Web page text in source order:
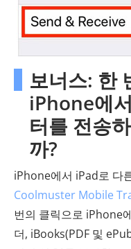
보너스: 한
iPhone에
터를 전송
까?
iPhone에서 iPad로 다
Coolmuster Mobile
번의 클릭으로 iPhone
더, iBooks(PDF 및